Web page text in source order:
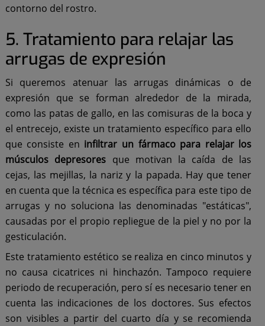
contorno del rostro.
5. Tratamiento para relajar las
arrugas de expresión
Si queremos atenuar las arrugas dinámicas o de
expresión que se forman alrededor de la mirada,
como las patas de gallo, en las comisuras de la boca y
el entrecejo, existe un tratamiento específico para ello
que consiste en infiltrar un fármaco para relajar los
músculos depresores que motivan la caída de las
cejas, las mejillas, la nariz y la papada. Hay que tener
en cuenta que la técnica es específica para este tipo de
arrugas y no soluciona las denominadas "estáticas",
causadas por el propio repliegue de la piel y no por la
gesticulación.
Este tratamiento estético se realiza en cinco minutos y
no causa cicatrices ni hinchazón. Tampoco requiere
periodo de recuperación, pero sí es necesario tener en
cuenta las indicaciones de los doctores. Sus efectos
son visibles a partir del cuarto día y se recomienda